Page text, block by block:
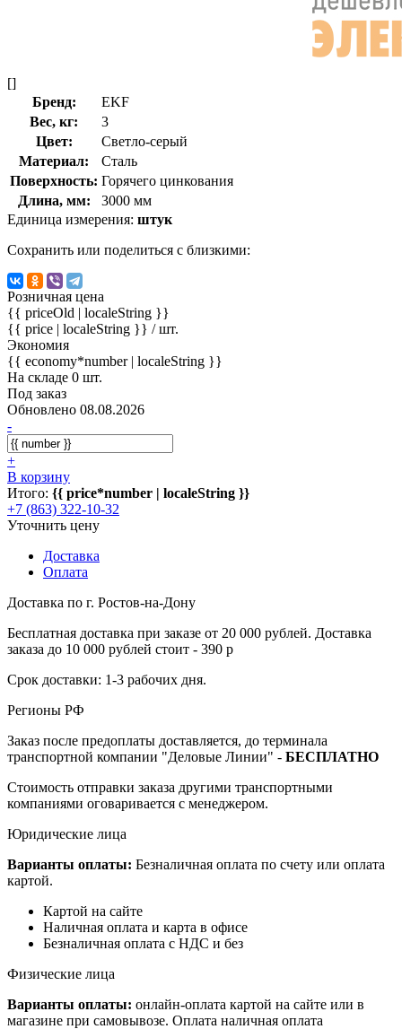
[]
Бренд:
EKF
Вес, кг:
3
Цвет:
Светло-серый
Материал:
Сталь
Поверхность: Горячего цинкования
Длина, мм:
3000 мм
Единица измерения: штук
Сохранить или поделиться с близкими:
Розничная цена
{{ priceOld | localeString }}
{{ price | localeString }} / шт.
Экономия
{{ economy*number | localeString }}
На складе 0 шт.
Под заказ
Обновлено 08.08.2026
-
+
В корзину
Итого: {{ price*number | localeString }}
+7 (863) 322-10-32
Уточнить цену
Доставка
Оплата
Доставка по г. Ростов-на-Дону
Бесплатная доставка при заказе от 20 000 рублей. Доставка
заказа до 10 000 рублей стоит - 390 р
Срок доставки: 1-3 рабочих дня.
Регионы РФ
Заказ после предоплаты доставляется, до терминала
транспортной компании "Деловые Линии" - БЕСПЛАТНО
Стоимость отправки заказа другими транспортными
компаниями оговаривается с менеджером.
Юридические лица
Варианты оплаты: Безналичная оплата по счету или оплата
картой.
Картой на сайте
Наличная оплата и карта в офисе
Безналичная оплата с НДС и без
Физические лица
Варианты оплаты: онлайн-оплата картой на сайте или в
магазине при самовывозе. Оплата наличная оплата